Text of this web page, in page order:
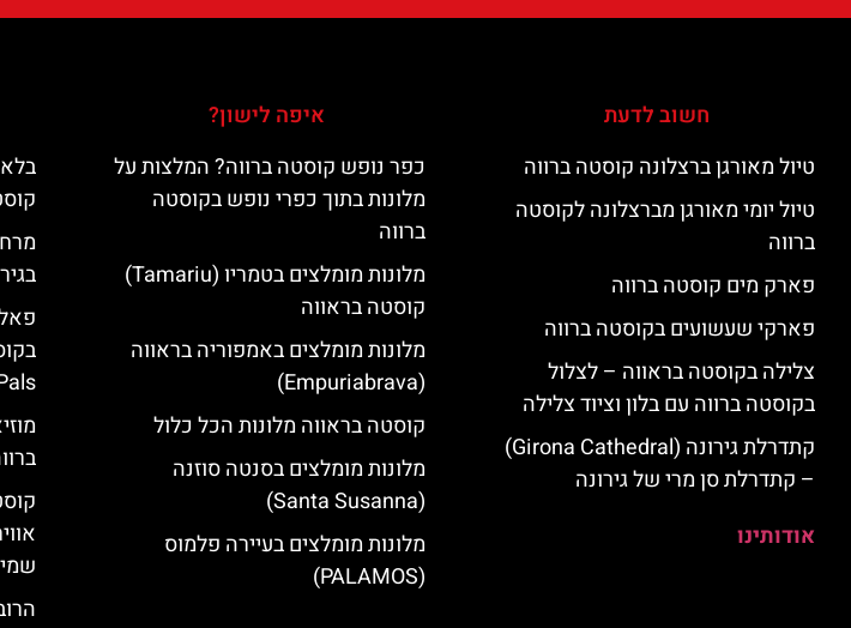
חשוב לדעת
טיול מאורגן ברצלונה קוסטה ברווה
טיול יומי מאורגן מברצלונה לקוסטה
ברווה
פארק מים קוסטה ברווה
פארקי שעשועים בקוסטה ברווה
צלילה בקוסטה בראווה – לצלול
בקוסטה ברווה עם בלון וציוד צלילה
קתדרלת גירונה (Girona Cathedral)
– קתדרלת סן מרי של גירונה
אודותינו
איפה לישון?
כפר נופש קוסטה ברווה? המלצות על
מלונות בתוך כפרי נופש בקוסטה
ברווה
מלונות מומלצים בטמריו (Tamariu)
קוסטה בראווה
מלונות מומלצים באמפוריה בראווה
(Empuriabrava)
קוסטה בראווה מלונות הכל כלול
מלונות מומלצים בסנטה סוזנה
(Santa Susanna)
מלונות מומלצים בעיירה פלמוס
(PALAMOS)